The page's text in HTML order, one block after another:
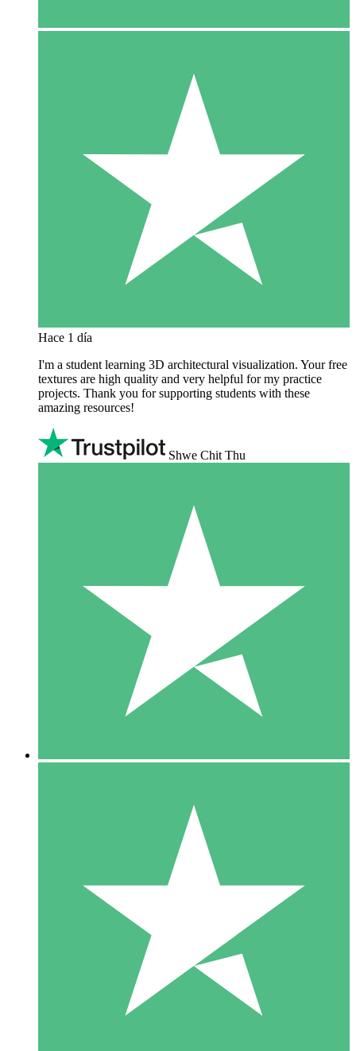
Hace 1 día
I'm a student learning 3D architectural visualization. Your free
textures are high quality and very helpful for my practice
projects. Thank you for supporting students with these
amazing resources!
Shwe Chit Thu